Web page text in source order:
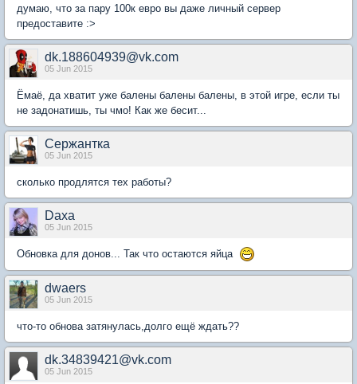
думаю, что за пару 100к евро вы даже личный сервер
предоставите :>
dk.188604939@vk.com
05 Jun 2015
Ёмаё, да хватит уже балены балены балены, в этой игре, если ты
не задонатишь, ты чмо! Как же бесит...
Сержантка
05 Jun 2015
сколько продлятся тех работы?
Daxa
05 Jun 2015
Обновка для донов... Так что остаются яйца
dwaers
05 Jun 2015
что-то обнова затянулась,долго ещё ждать??
dk.34839421@vk.com
05 Jun 2015